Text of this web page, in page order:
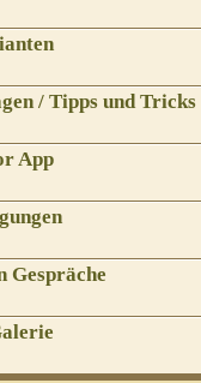
/ Tipps und Tricks
App
Gespräche